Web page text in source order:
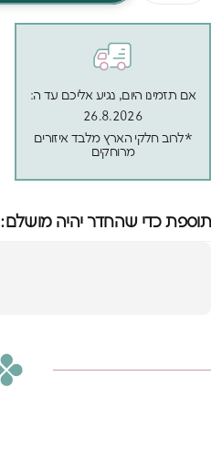
אם תזמינו היום, נגיע אליכם עד ה:
26.8.2026
*לרוב חלקי הארץ מלבד איזורים
מרוחקים
תוספת כדי שהחדר יהיה מושלם:
₪3,115